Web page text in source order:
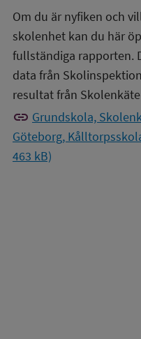
Om du är nyfiken och
skolenhet kan du här
fullständiga rapporten.
data från
resultat från
link Grundskola,
Göteborg,
463 kB)